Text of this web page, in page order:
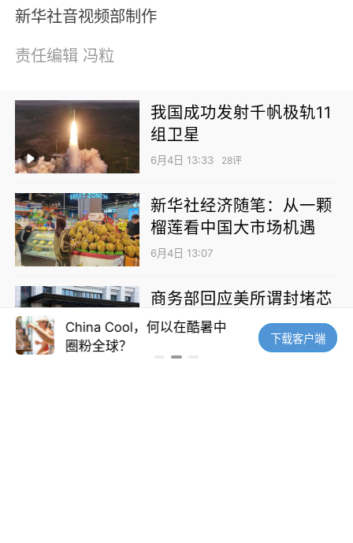
新华社音视频部制作
责任编辑 冯粒
我国成功发射千帆极轨11
组卫星
6月4日 13:33 28评
新华社经济随笔：从一颗
榴莲看中国大市场机遇
6月4日 13:07
商务部回应美所谓封堵芯
片“监管漏洞”等热点问题
China Cool，何以在酷暑中
圈粉全球？
国际足联
歉
下载客户端